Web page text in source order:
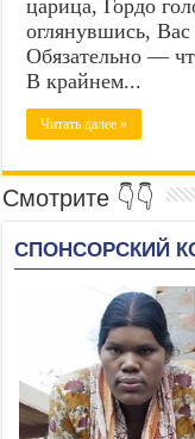
царица, Гордо
оглянувшись,
Обязательно —
В крайнем...
Читать далее »
Смотрите 👇👇